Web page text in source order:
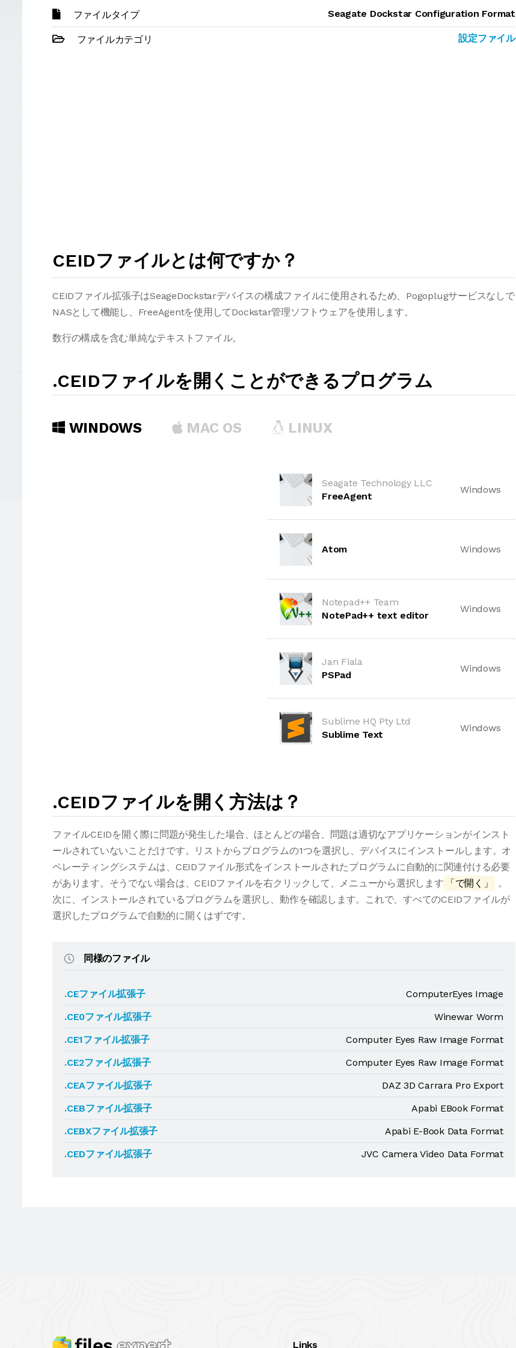
ファイルタイプ Seagate Dockstar Configuration Format
ファイルカテゴリ 設定ファイル
CEIDファイルとは何ですか？
CEIDファイル拡張子はSeageDockstarデバイスの構成ファイルに使用されるため、Pogoplugサービスなしで
NASとして機能し、FreeAgentを使用してDockstar管理ソフトウェアを使用します。
数行の構成を含む単純なテキストファイル。
.CEIDファイルを開くことができるプログラム
WINDOWS MAC OS LINUX
Seagate Technology LLC
FreeAgent
Windows
Atom Windows
Notepad++ Team
NotePad++ text editor
Windows
Jan Fiala
PSPad
Windows
Sublime HQ Pty Ltd
Sublime Text
Windows
.CEIDファイルを開く方法は？
ファイルCEIDを開く際に問題が発生した場合、ほとんどの場合、問題は適切なアプリケーションがインスト
ールされていないことだけです。リストからプログラムの1つを選択し、デバイスにインストールします。オ
ペレーティングシステムは、CEIDファイル形式をインストールされたプログラムに自動的に関連付ける必要
があります。そうでない場合は、CEIDファイルを右クリックして、メニューから選択します
「で開く」
。
次に、インストールされているプログラムを選択し、動作を確認します。これで、すべてのCEIDファイルが
選択したプログラムで自動的に開くはずです。
同様のファイル
.CEファイル拡張子
ComputerEyes Image
.CE0ファイル拡張子
Winewar Worm
.CE1ファイル拡張子
Computer Eyes Raw Image Format
.CE2ファイル拡張子
Computer Eyes Raw Image Format
.CEAファイル拡張子
DAZ 3D Carrara Pro Export
.CEBファイル拡張子
Apabi EBook Format
.CEBXファイル拡張子
Apabi E-Book Data Format
.CEDファイル拡張子
JVC Camera Video Data Format
Links